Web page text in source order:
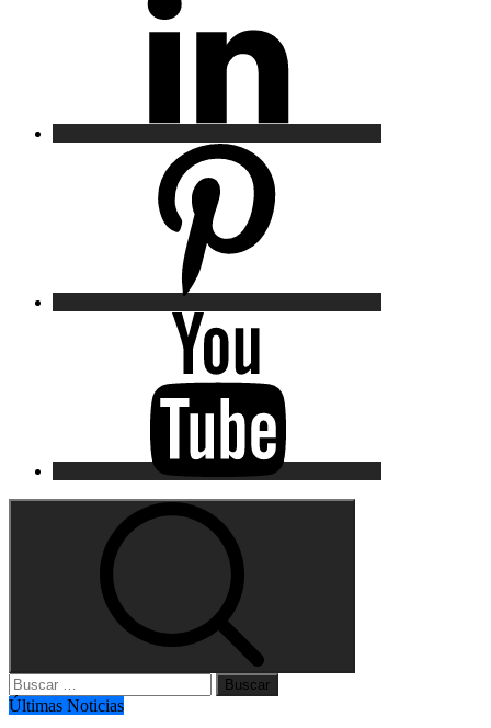
Buscar:
Últimas Noticias